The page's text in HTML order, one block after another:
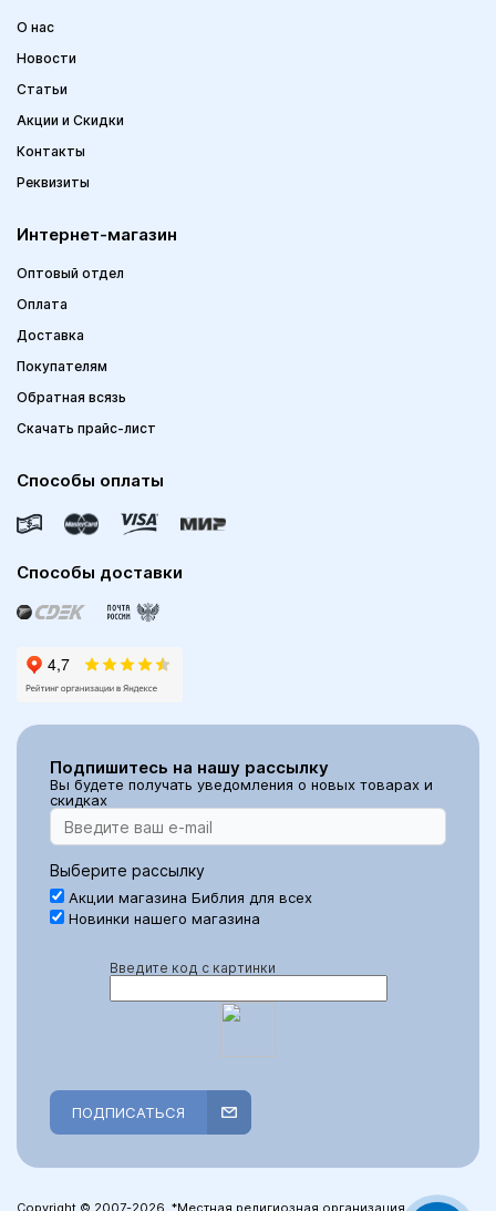
О нас
Новости
Статьи
Акции и Скидки
Контакты
Реквизиты
Интернет-магазин
Оптовый отдел
Оплата
Доставка
Покупателям
Обратная всязь
Скачать прайс-лист
Способы оплаты
Способы доставки
Подпишитесь на нашу рассылку
Вы будете получать уведомления о новых товарах и
скидках
Выберите рассылку
Акции магазина Библия для всех
Новинки нашего магазина
Введите код с картинки
ПОДПИСАТЬСЯ
Copyright © 2007-2026, *Местная религиозная организация